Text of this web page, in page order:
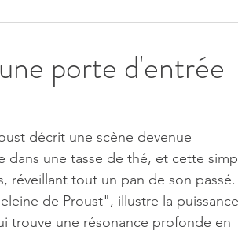
porte d'entrée
décrit une scène devenue
dans une tasse de thé, et cette
réveillant tout un pan de son
de Proust", illustre la
trouve une résonance profonde en